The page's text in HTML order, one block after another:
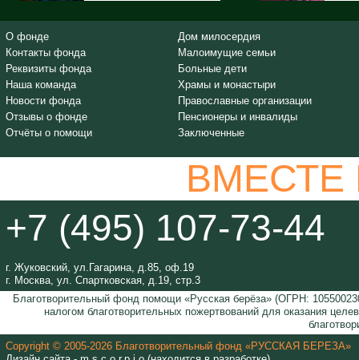
О фонде
Контакты фонда
Реквизиты фонда
Наша команда
Новости фонда
Отзывы о фонде
Отчёты о помощи
Дом милосердия
Малоимущие семьи
Больные дети
Храмы и монастыри
Православные организации
Пенсионеры и инвалиды
Заключенные
+7 (495) 107-73-44
г. Жуковский, ул.Гагарина, д.85, оф.19
г. Москва, ул. Спартковская, д.19, стр.3
Благотворительный фонд помощи «Русская берёза» (ОГРН:
налогом благотворительных пожертвований для оказания
Copyright © 2005-2026 Благотворительный фонд «РУССКАЯ БЕРЕЗА»